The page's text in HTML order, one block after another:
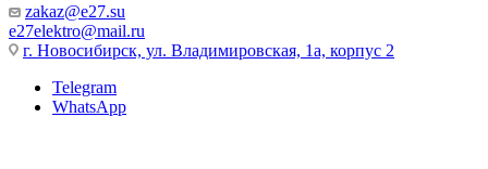
zakaz@e27.su
e27elektro@mail.ru
г. Новосибирск, ул. Владимировская, 1а, корпус 2
Telegram
WhatsApp